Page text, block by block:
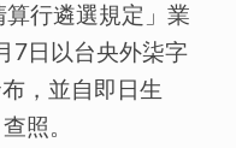
行遴選規定」業
7日以台央外柒字
，並自即日生
照。